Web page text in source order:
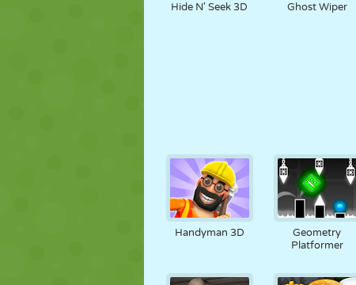
Hide N' Seek 3D Ghost Wiper
Handyman 3D
Geometry
Platformer